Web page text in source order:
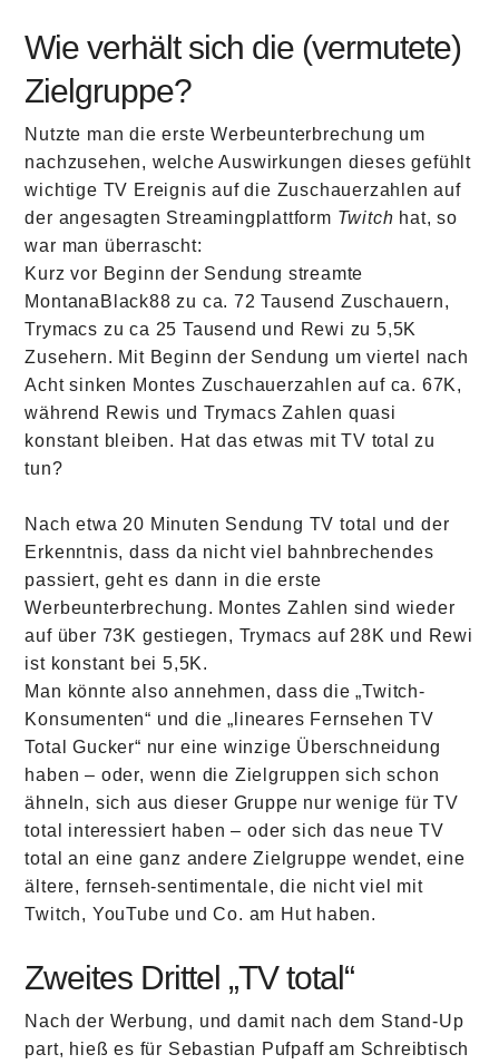
Wie verhält sich die (vermutete)
Zielgruppe?
Nutzte man die erste Werbeunterbrechung um
nachzusehen, welche Auswirkungen dieses gefühlt
wichtige TV Ereignis auf die Zuschauerzahlen auf
der angesagten Streamingplattform Twitch hat, so
war man überrascht:
Kurz vor Beginn der Sendung streamte
MontanaBlack88 zu ca. 72 Tausend Zuschauern,
Trymacs zu ca 25 Tausend und Rewi zu 5,5K
Zusehern. Mit Beginn der Sendung um viertel nach
Acht sinken Montes Zuschauerzahlen auf ca. 67K,
während Rewis und Trymacs Zahlen quasi
konstant bleiben. Hat das etwas mit TV total zu
tun?
Nach etwa 20 Minuten Sendung TV total und der
Erkenntnis, dass da nicht viel bahnbrechendes
passiert, geht es dann in die erste
Werbeunterbrechung. Montes Zahlen sind wieder
auf über 73K gestiegen, Trymacs auf 28K und Rewi
ist konstant bei 5,5K.
Man könnte also annehmen, dass die „Twitch-
Konsumenten“ und die „lineares Fernsehen TV
Total Gucker“ nur eine winzige Überschneidung
haben – oder, wenn die Zielgruppen sich schon
ähneln, sich aus dieser Gruppe nur wenige für TV
total interessiert haben – oder sich das neue TV
total an eine ganz andere Zielgruppe wendet, eine
ältere, fernseh-sentimentale, die nicht viel mit
Twitch, YouTube und Co. am Hut haben.
Zweites Drittel „TV total“
Nach der Werbung, und damit nach dem Stand-Up
part, hieß es für Sebastian Pufpaff am Schreibtisch